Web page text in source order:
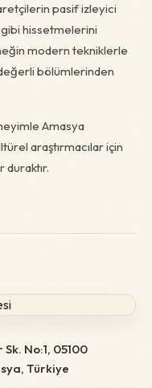
pasif izleyici
gibi hissetmelerini
modern tekniklerle
değerli bölümlerinden
Amasya
araştırmacılar için
No:1, 05100
Türkiye